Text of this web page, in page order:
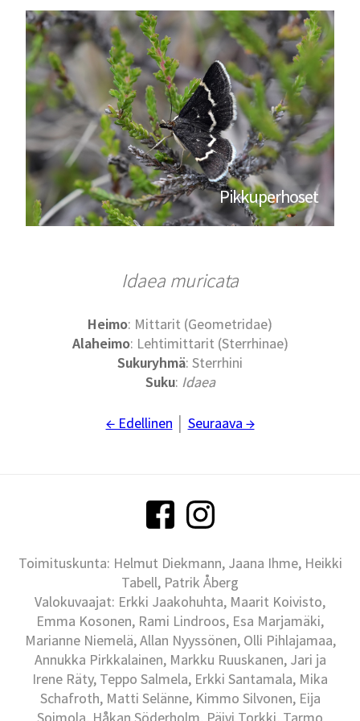
Pikkuperhoset
Idaea muricata
Heimo: Mittarit (Geometridae)
Alaheimo: Lehtimittarit (Sterrhinae)
Sukuryhmä: Sterrhini
Suku: Idaea
← Edellinen Seuraava →
Toimituskunta: Helmut Diekmann, Jaana Ihme, Heikki
Tabell, Patrik Åberg
Valokuvaajat: Erkki Jaakohuhta, Maarit Koivisto,
Emma Kosonen, Rami Lindroos, Esa Marjamäki,
Marianne Niemelä, Allan Nyyssönen, Olli Pihlajamaa,
Annukka Pirkkalainen, Markku Ruuskanen, Jari ja
Irene Räty, Teppo Salmela, Erkki Santamala, Mika
Schafroth, Matti Selänne, Kimmo Silvonen, Eija